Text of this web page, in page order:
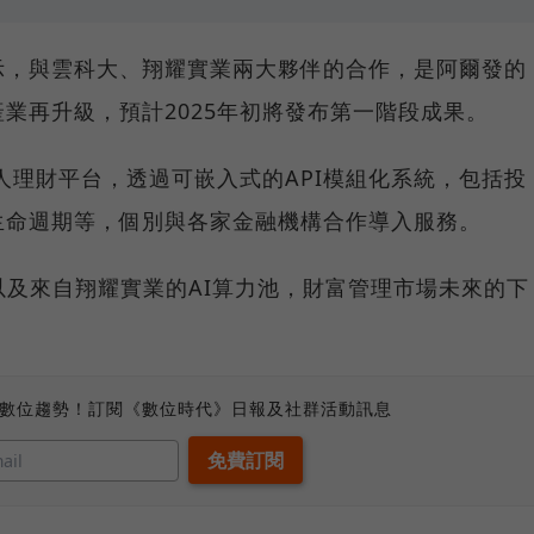
與雲科大、翔耀實業兩大夥伴的合作，是阿爾發的
再升級，預計2025年初將發布第一階段成果。
財平台，透過可嵌入式的API模組化系統，包括投
週期等，個別與各家金融機構合作導入服務。
來自翔耀實業的AI算力池，財富管理市場未來的下
位趨勢！訂閱《數位時代》日報及社群活動訊息